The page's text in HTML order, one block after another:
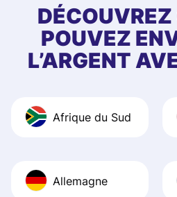
POUVEZ
L’ARGENT
Afrique du Sud
Allemagne